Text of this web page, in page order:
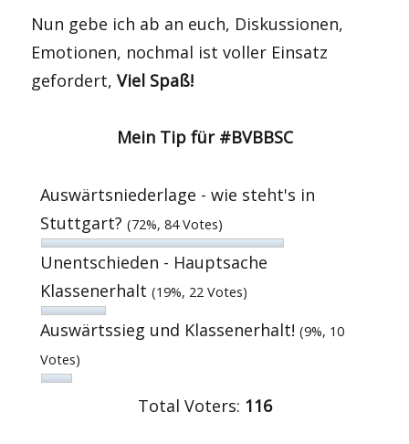
Nun gebe ich ab an euch, Diskussionen,
Emotionen, nochmal ist voller Einsatz
gefordert,Viel Spaß!
Mein Tip für #BVBBSC
Auswärtsniederlage - wie steht's in
Stuttgart?(72%, 84 Votes)
Unentschieden - Hauptsache
Klassenerhalt(19%, 22 Votes)
Auswärtssieg und Klassenerhalt!(9%, 10
Votes)
Total Voters: 116